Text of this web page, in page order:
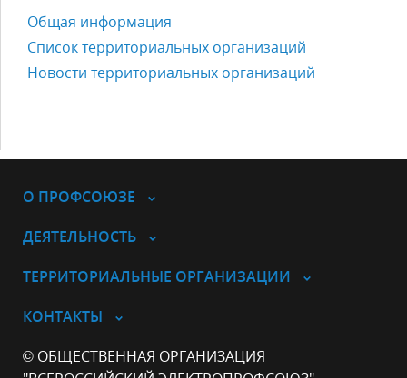
Общая информация
Список территориальных организаций
Новости территориальных организаций
О ПРОФСОЮЗЕ
ДЕЯТЕЛЬНОСТЬ
ТЕРРИТОРИАЛЬНЫЕ ОРГАНИЗАЦИИ
КОНТАКТЫ
© ОБЩЕСТВЕННАЯ ОРГАНИЗАЦИЯ